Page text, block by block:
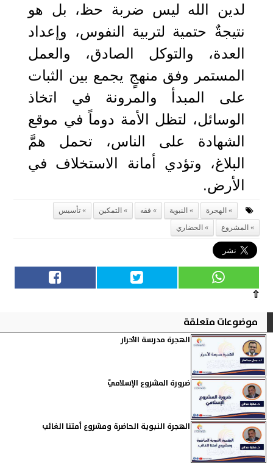
لدين الله ليس ضربة حظ، بل هو
نتيجةٌ حتمية لتربية النفوس، وإعداد
العدة، والتوكل الصادق، والعمل
المستمر وفق منهجٍ يجمع بين الثبات
على المبدأ والمرونة في اتخاذ
الوسائل، لتظل الأمة دوماً في موقع
الشهادة على الناس، تحمل همَّ
البلاغ، وتؤدي أمانة الاستخلاف في
الأرض.
الهجرة النبوية فقه التمكين
تأسيس
المشروع
الحضاري
⇧
موضوعات متعلقة
الهجرة مدرسة الأحرار
ضرورة المشروع الإسلاميّ
الهجرة النبوية الحاضرة ومشروع أمتنا الغائب